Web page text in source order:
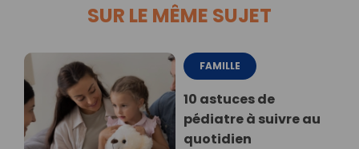
SUR LE MÊME SUJET
FAMILLE
10 astuces de
pédiatre à suivre au
quotidien